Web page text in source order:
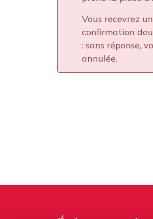
Vous recevrez
confirmation
: sans réponse,
annulée.